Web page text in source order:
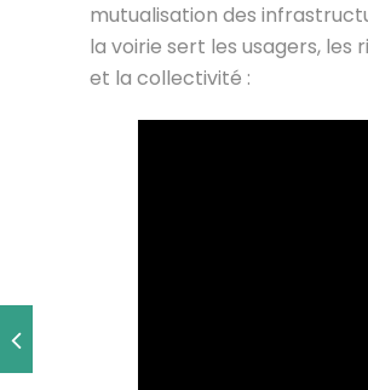
mutualisation des
la voirie sert les usagers, les
et la collectivité :